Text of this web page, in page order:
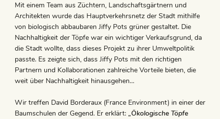
Mit einem Team aus Züchtern, Landschaftsgärtnern und
Architekten wurde das Hauptverkehrsnetz der Stadt mithilfe
von biologisch abbaubaren Jiffy Pots grüner gestaltet. Die
Nachhaltigkeit der Töpfe war ein wichtiger Verkaufsgrund, da
die Stadt wollte, dass dieses Projekt zu ihrer Umweltpolitik
passte. Es zeigte sich, dass Jiffy Pots mit den richtigen
Partnern und Kollaborationen zahlreiche Vorteile bieten, die
weit über Nachhaltigkeit hinausgehen…
Wir treffen David Borderaux (France Environment) in einer der
Baumschulen der Gegend. Er erklärt: „Ökologische Töpfe